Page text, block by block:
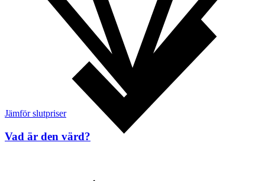
Jämför slutpriser
Vad är den värd?